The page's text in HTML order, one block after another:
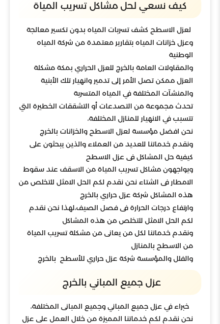
كيف نسعي لحل مشاكل تسريب المياة
لعزل الاسطح كشف تسربات المياه بدون تكسير معالجة
وعزل خزانات المياه بتقارير معتمدة من شركة المياه
الوطنية
والمقاولات العامة بالخرج للعزل الحراري بمكة مشكلة
العزل ممكن تصل الأمر إلى تدمير وانهيار تلك الأبنية
والمنشآت المختلفة في المياه المتسربة
تحدث مجموعة من التصدعات أو التشققات الخطيرة التي
تتسبب في الانهيار للمنازل المختلفة،
نحن افضل مؤسسة لعزل الاسطح والخزانات بالخرج
ونقدم خدماتنا للعديد من العملاء والذين يبحثون على
كيفية حل المشاكل فى عزل الاسطح
ويواجهون مشاكل تسريب المياة من الاسقف عند سقوط
الامطار فى الشتاء نحن نقدم لكم الحل الامثل للتخلص من
هذه المشاكل شركة عزل حراري بالخرج
وارتفاع درجات الحرارة فى فصل الصيف،لهذا نحن نقدم
لكم الحل الامثل للتخلص من هذه المشاكل
ونقدم خدماتنا لكل من يعانى من مشكلة تسريب المياة
من الاسطح بالمنازل
والفلل والمؤسسة شركة عزل حراري للأسطح بالخرج
عزل جميع المباني بالخرج
خبراء في عزل جميع المباني وجميع المبانى المختلفة،
نحن نقدم لكم خدماتنا المميزة من خلال العمل على عزل